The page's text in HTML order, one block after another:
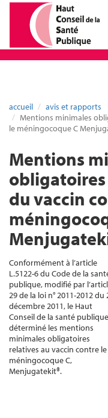
accueil
avis et rapports
Mentions minimales
le méningocoque C
Mentions
du vaccin
Conformément à l’article
L.5122-6 du Code de la
publique, modifié par
29 de la loi n° 2011-2012 du
décembre 2011, le Haut
Conseil de la santé
déterminé les mentions
minimales obligatoires
relatives au vaccin contre le
méningocoque C,
Menjugatekit®.